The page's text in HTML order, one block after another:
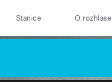
Stanice O rozhlase